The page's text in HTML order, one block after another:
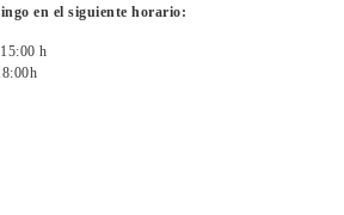
en el siguiente horario:
h